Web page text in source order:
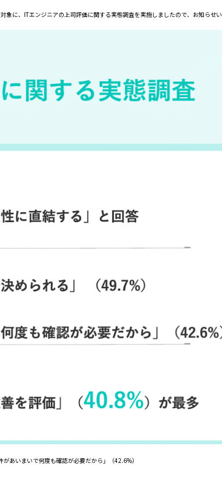
に、ITエンジニアの上司評価に関する実態調査を実施しましたので、お知らせい
あいまいで何度も確認が必要だから」（42.6%）